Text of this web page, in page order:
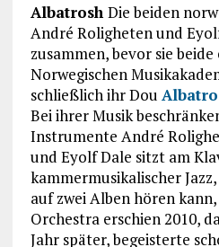
Albatrosh Die beiden
André Roligheten und
zusammen, bevor sie
Norwegischen
schließlich ihr Dou
Bei ihrer Musik
Instrumente André
und Eyolf Dale sitzt am
kammermusikalischer
auf zwei Alben hören
Orchestra erschien 2010,
Jahr später, begeisterte